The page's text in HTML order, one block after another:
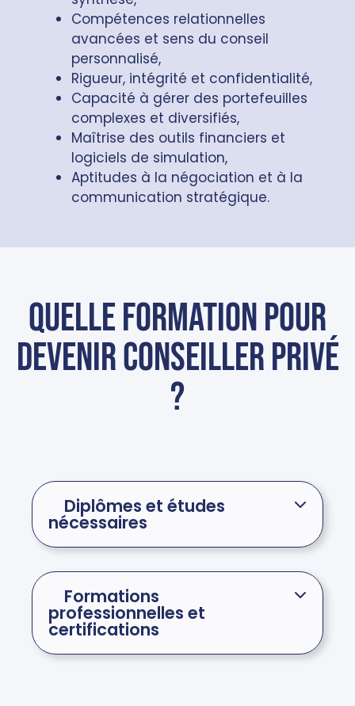
Compétences relationnelles
avancées et sens du conseil
personnalisé,
Rigueur, intégrité et confidentialité,
Capacité à gérer des portefeuilles
complexes et diversifiés,
Maîtrise des outils financiers et
logiciels de simulation,
Aptitudes à la négociation et à la
communication stratégique.
Quelle formation pour
devenir conseiller privé
?
Diplômes et études
nécessaires
Formations
professionnelles et
certifications